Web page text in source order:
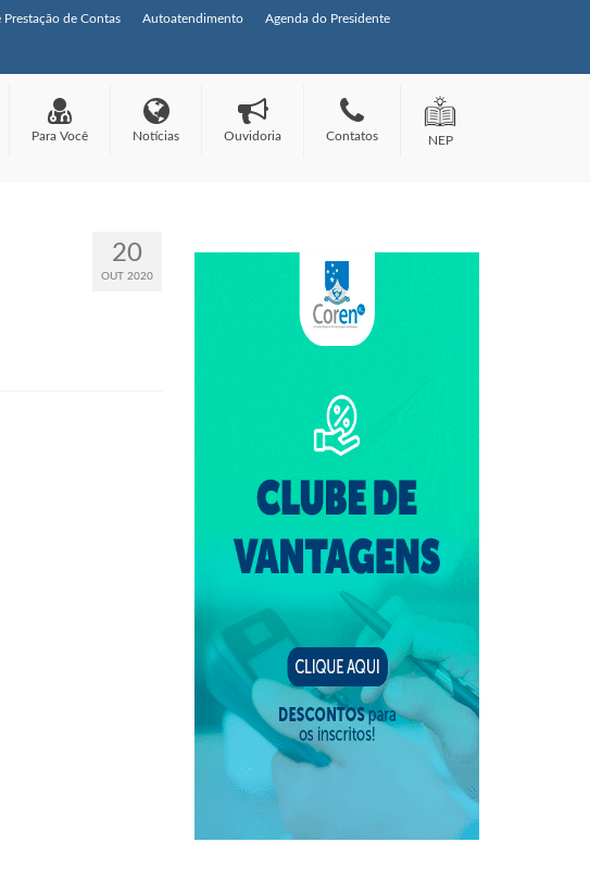
Prestação de Contas Autoatendimento Agenda do Presidente
Para Você Notícias Ouvidoria Contatos NEP
20
OUT 2020